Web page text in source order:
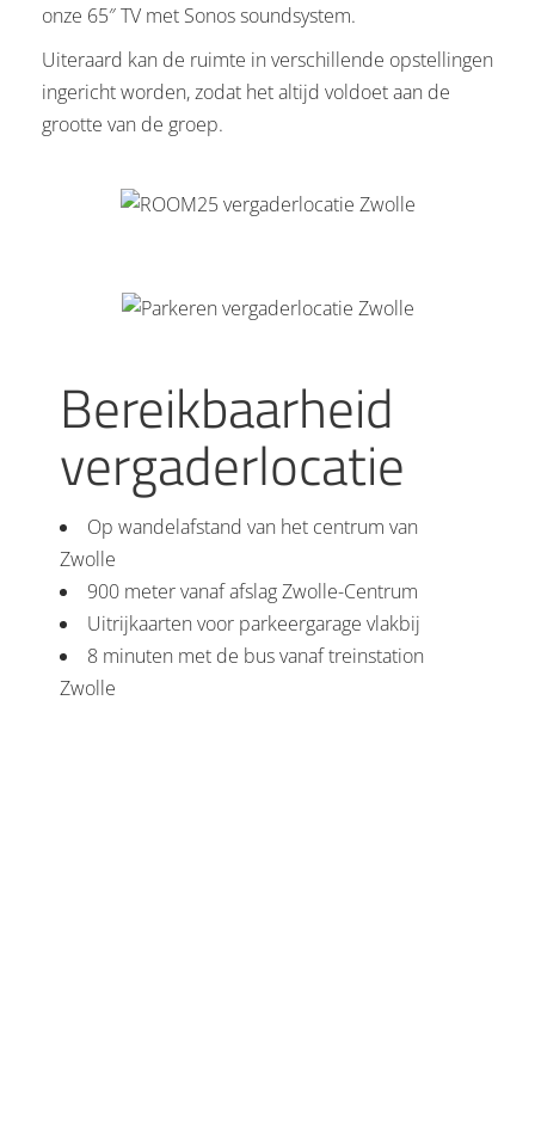
onze 65″ TV met Sonos soundsystem.
Uiteraard kan de ruimte in verschillende opstellingen
ingericht worden, zodat het altijd voldoet aan de
grootte van de groep.
Bereikbaarheid
vergaderlocatie
Op wandelafstand van het centrum van
Zwolle
900 meter vanaf afslag Zwolle-Centrum
Uitrijkaarten voor parkeergarage vlakbij
8 minuten met de bus vanaf treinstation
Zwolle